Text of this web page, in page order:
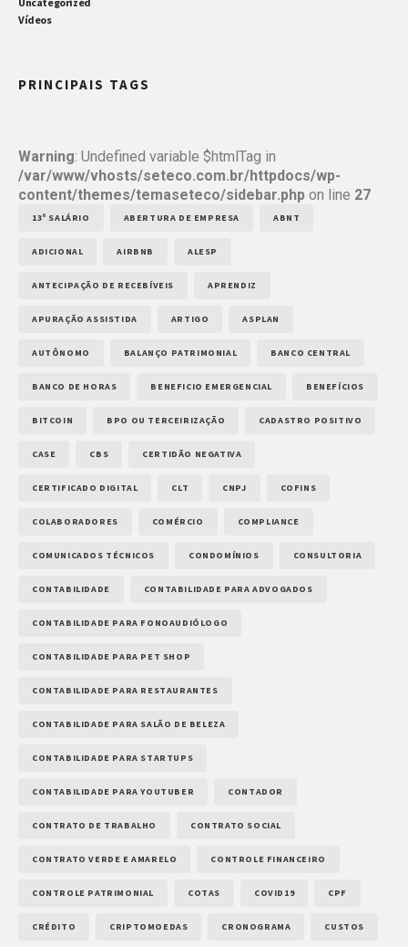
Vídeos
PRINCIPAIS TAGS
Warning: Undefined variable $htmlTag in
/var/www/vhosts/seteco.com.br/httpdocs/wp-
content/themes/temaseteco/sidebar.php on line 27
13º SALÁRIO ABERTURA DE EMPRESA ABNT
ADICIONAL AIRBNB ALESP
ANTECIPAÇÃO DE RECEBÍVEIS APRENDIZ
APURAÇÃO ASSISTIDA ARTIGO ASPLAN
AUTÔNOMO BALANÇO PATRIMONIAL BANCO CENTRAL
BANCO DE HORAS BENEFICIO EMERGENCIAL BENEFÍCIOS
BITCOIN BPO OU TERCEIRIZAÇÃO CADASTRO POSITIVO
CASE CBS CERTIDÃO NEGATIVA
CERTIFICADO DIGITAL CLT CNPJ COFINS
COLABORADORES COMÉRCIO COMPLIANCE
COMUNICADOS TÉCNICOS CONDOMÍNIOS CONSULTORIA
CONTABILIDADE CONTABILIDADE PARA ADVOGADOS
CONTABILIDADE PARA FONOAUDIÓLOGO
CONTABILIDADE PARA PET SHOP
CONTABILIDADE PARA RESTAURANTES
CONTABILIDADE PARA SALÃO DE BELEZA
CONTABILIDADE PARA STARTUPS
CONTABILIDADE PARA YOUTUBER CONTADOR
CONTRATO DE TRABALHO CONTRATO SOCIAL
CONTRATO VERDE E AMARELO CONTROLE FINANCEIRO
CONTROLE PATRIMONIAL COTAS COVID19 CPF
CRÉDITO CRIPTOMOEDAS CRONOGRAMA CUSTOS